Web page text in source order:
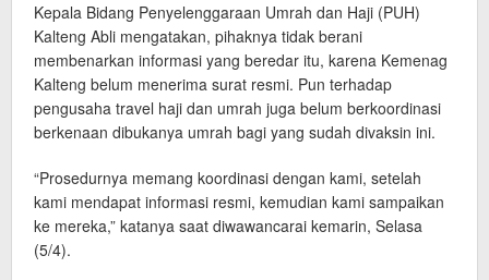
Kepala Bidang Penyelenggaraan Umrah dan Haji (PUH)
Kalteng Abli mengatakan, pihaknya tidak berani
membenarkan informasi yang beredar itu, karena Kemenag
Kalteng belum menerima surat resmi. Pun terhadap
pengusaha travel haji dan umrah juga belum berkoordinasi
berkenaan dibukanya umrah bagi yang sudah divaksin ini.
“Prosedurnya memang koordinasi dengan kami, setelah
kami mendapat informasi resmi, kemudian kami sampaikan
ke mereka,” katanya saat diwawancarai kemarin, Selasa
(5/4).